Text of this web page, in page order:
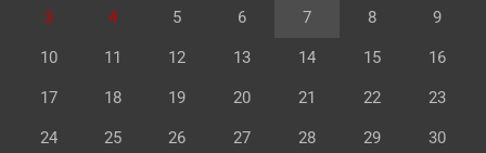
3 4 5 6 7 8 9
10 11 12 13 14 15 16
17 18 19 20 21 22 23
24 25 26 27 28 29 30